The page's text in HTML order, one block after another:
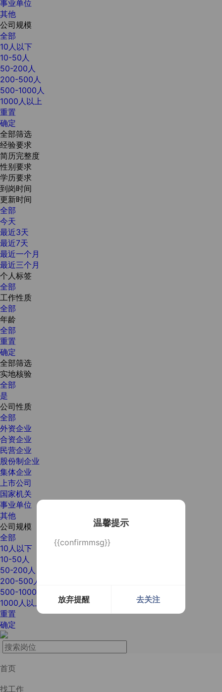
温馨提示
{{confirmmsg}}
放弃提醒 去关注
事业单位
其他
公司规模
全部
10人以下
10-50人
50-200人
200-500人
500-1000人
1000人以上
重置
确定
全部筛选
经验要求
简历完整度
性别要求
学历要求
到岗时间
更新时间
全部
今天
最近3天
最近7天
最近一个月
最近三个月
个人标签
全部
工作性质
全部
年龄
全部
重置
确定
全部筛选
实地核验
全部
是
公司性质
全部
外资企业
合资企业
民营企业
股份制企业
集体企业
上市公司
国家机关
事业单位
其他
公司规模
全部
10人以下
10-50人
50-200人
200-500人
500-1000人
1000人以上
重置
确定
首页
找工作